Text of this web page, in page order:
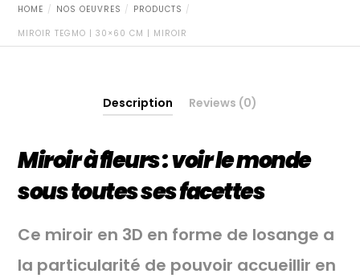
HOME NOS OEUVRES
PRODUCTS
MIROIR TEGMO | 30×60 CM | MIROIR
Description Reviews (0)
Miroir à fleurs : voir le monde
sous toutes ses facettes
Ce miroir en 3D en forme de losange a
la particularité de pouvoir accueillir en